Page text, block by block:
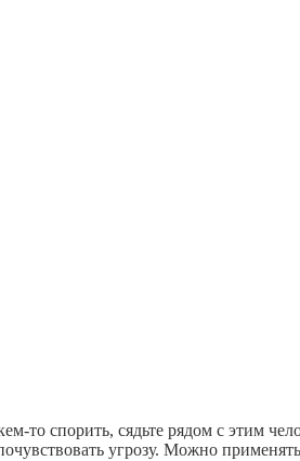
то спорить, сядьте рядом с этим
угрозу. Можно